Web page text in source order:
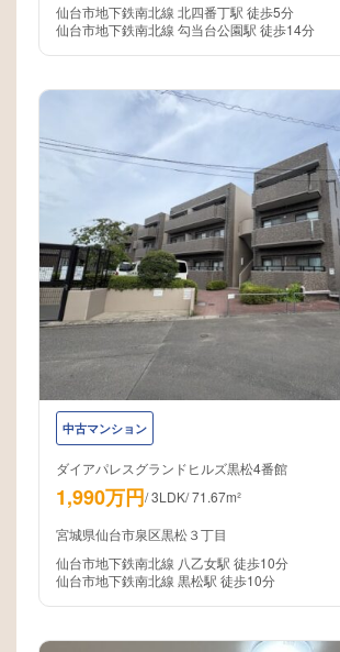
仙台市地下鉄南北線 北四番丁駅 徒歩5分
仙台市地下鉄南北線 勾当台公園駅 徒歩14分
中古マンション
ダイアパレスグランドヒルズ黒松4番館
1,990万円/3LDK/71.67m²
宮城県仙台市泉区黒松３丁目
仙台市地下鉄南北線 八乙女駅 徒歩10分
仙台市地下鉄南北線 黒松駅 徒歩10分